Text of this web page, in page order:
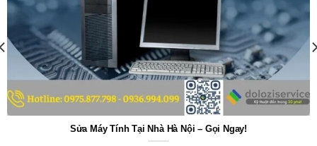
Sửa Máy Tính Tại Nhà Hà Nội – Gọi Ngay!